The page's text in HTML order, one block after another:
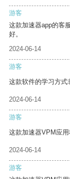
游客
这款加速器app的客
好。
2024-06-14
游客
这款软件的学习方式
2024-06-14
游客
这款加速器VPM应
2024-06-14
游客